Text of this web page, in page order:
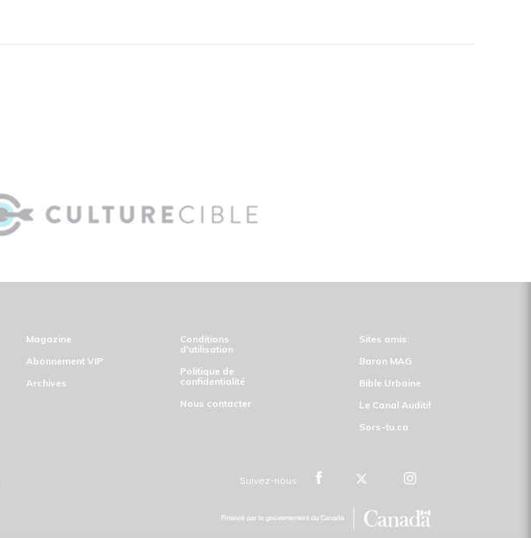
Magazine
Abonnement VIP
Archives
Conditions
d'utilisation
Politique de
confidentialité
Nous contacter
Sites amis:
Baron MAG
Bible Urbaine
Le Canal Auditif
Sors-tu.ca
Suivez-nous